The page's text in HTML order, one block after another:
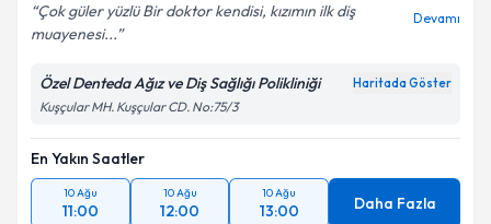
Çok güler yüzlü Bir doktor kendisi, kızımın ilk diş
muayenesi...
Devamı
Özel Denteda Ağız ve Diş Sağlığı Polikliniği Haritada Göster
Kuşçular MH. Kuşçular CD. No:75/3
En Yakın Saatler
10 Ağu
11:00
10 Ağu
12:00
10 Ağu
13:00 Daha Fazla